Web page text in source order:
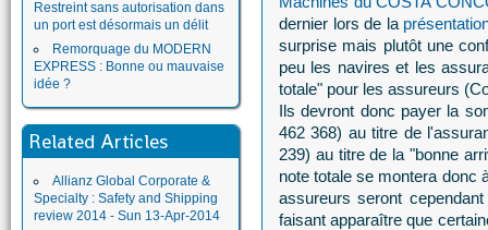
Restreint sans autorisation dans
un port est désormais un délit
Remorquage du MODERN
EXPRESS : Bonne ou mauvaise
idée ?
Related Articles
Allianz Global Corporate &
Specialty : Safety and Shipping
review 2014 - Sun 13-Apr-2014
dernier lors de la
surprise mais plutôt une
peu les navires et les
totale" pour les assureurs
Ils devront donc payer la
462 368) au titre de
239) au titre de la "bonne
note totale se montera donc
assureurs seront
faisant apparaître que